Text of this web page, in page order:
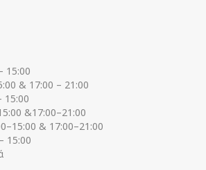
15:00
& 17:00 – 21:00
15:00
&17:00–21:00
& 17:00–21:00
15:00